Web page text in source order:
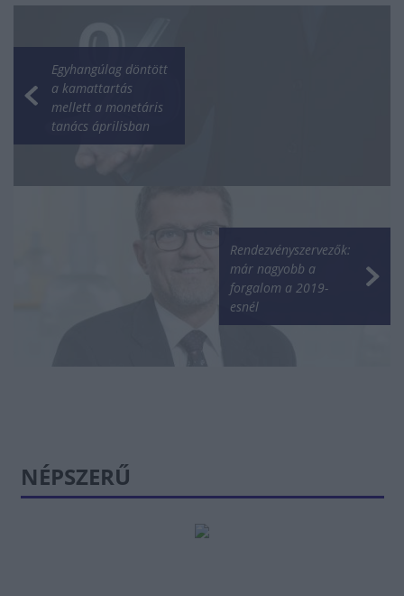
Egyhangúlag döntött
a kamattartás
mellett a monetáris
tanács áprilisban
Rendezvényszervezők:
már nagyobb a
forgalom a 2019-
esnél
NÉPSZERŰ